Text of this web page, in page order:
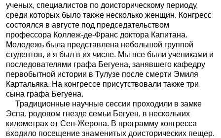
ученых, специалистов по доисторическому периоду,
среди которых было также несколько женщин. Конгресс
состоялся в августе под председательством
профессора Коллеж-де-Франс доктора Капитана.
Молодежь была представлена небольшой группой
студентов, и я был в их числе. Мы все были учениками и
последователями графа Бегуена, занявшего кафедру
первобытной истории в Тулузе после смерти Эмиля
Картальяка. На конгрессе присутствовали также три
сына графа Бегуена.
Традиционные научные сессии проходили в замке
Эспа, родовом гнезде семьи Бегуен, в нескольких
километрах от Сен-Жерона. В программу конгресса
входило посещение знаменитых доисторических пещер.